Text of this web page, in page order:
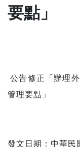
要點」
公告修正「辦理
管理要點」
發文日期：中華民